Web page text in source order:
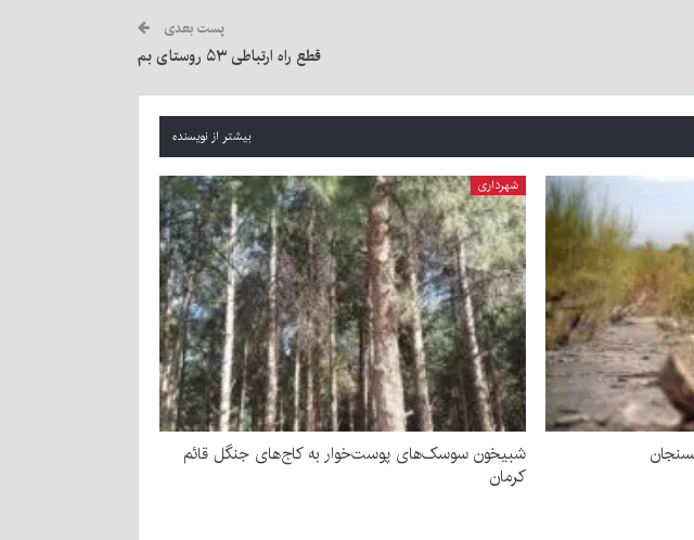
پست بعدی
قطع راه ارتباطی ۵۳ روستای بم
بیشتر از نویسنده
شهرداری
شبیخون سوسک‌های پوست‌خوار به کاج‌های جنگل قائم
کرمان